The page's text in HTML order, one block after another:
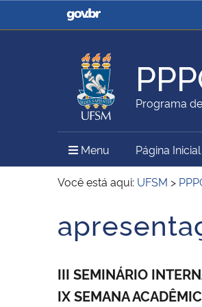
Casa Civil
Ministério da Agricultura,
Pecuária e Abastecimento
Ministério do Meio Ambiente
Secretaria de Governo
Programa
Menu Menu Principal
Página Inicial
Você está aqui: UFSM >
III SEMINÁRIO
IX SEMANA